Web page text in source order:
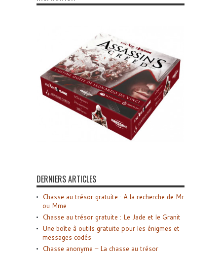
DERNIERS ARTICLES
Chasse au trésor gratuite : A la recherche de Mr
ou Mme
Chasse au trésor gratuite : Le Jade et le Granit
Une boîte à outils gratuite pour les énigmes et
messages codés
Chasse anonyme – La chasse au trésor